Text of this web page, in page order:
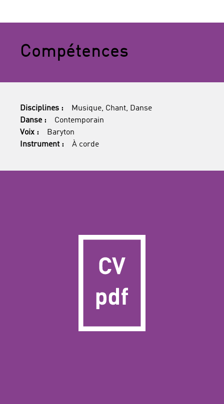
Compétences
Disciplines :
Musique, Chant, Danse
Danse :
Contemporain
Voix :
Baryton
Instrument :
À corde